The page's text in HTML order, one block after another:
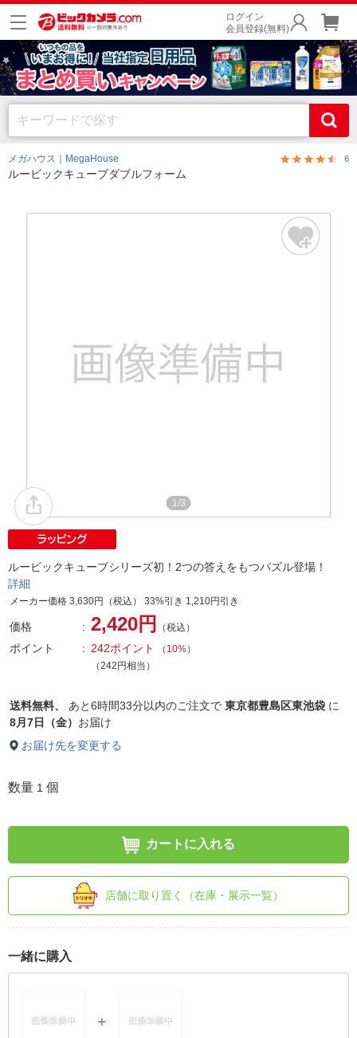
ログイン
会員登録(無料)
メガハウス｜MegaHouse 6
ルービックキューブダブルフォーム
1/3
ルービックキューブシリーズ初！2つの答えをもつパズル登場！
詳細
メーカー価格 3,630円（税込） 33%引き 1,210円引き
価格 2,420円 （税込）
ポイント 242ポイント （ 10%）
（242円相当）
送料無料、 あと6時間33分以内のご注文で 東京都豊島区東池袋 に
8月7日（金） お届け
お届け先を変更する
数量 1 個
カートに入れる
店舗に取り置く（在庫・展示一覧）
一緒に購入